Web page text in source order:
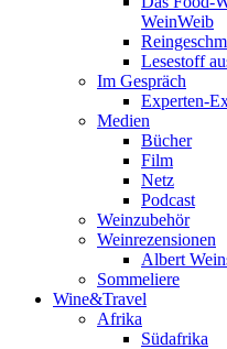
WeinWeib
Lesestoff
Im Gespräch
Experten-
Medien
Bücher
Film
Netz
Podcast
Weinzubehör
Weinrezensionen
Albert
Sommeliere
Wine&Travel
Afrika
Südafrika